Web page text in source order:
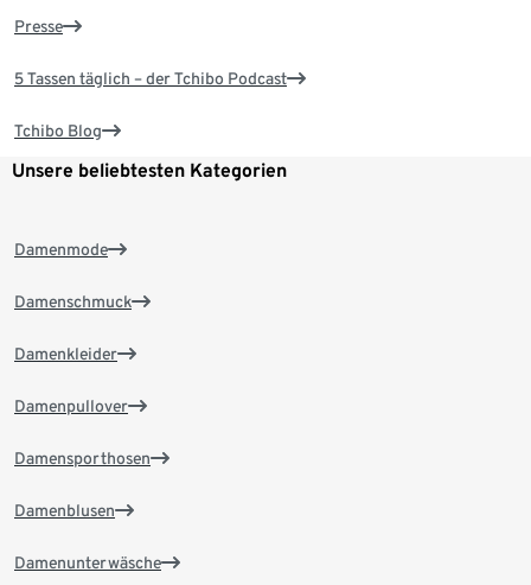
Presse
5 Tassen täglich – der Tchibo Podcast
Tchibo Blog
Unsere beliebtesten Kategorien
Damenmode
Damenschmuck
Damenkleider
Damenpullover
Damensporthosen
Damenblusen
Damenunterwäsche